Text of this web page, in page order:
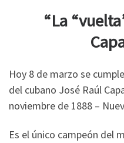
“La
Hoy 8 de marzo se
del cubano José Raúl
noviembre de 1888 –
Es el único campeón del